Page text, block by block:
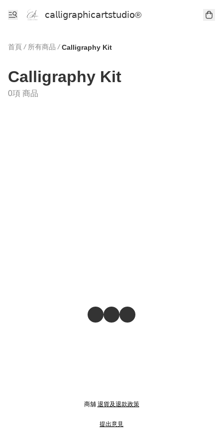
𝖼𝖺𝗅𝗅𝗂𝗀𝗋𝖺𝗉𝗁𝗂𝖼𝖺𝗋𝗍𝗌𝗍𝗎𝖽𝗂𝗈®
首頁 / 所有商品 / Calligraphy Kit
Calligraphy Kit
0項 商品
商舖 退貨及退款政策
提出意見